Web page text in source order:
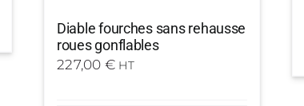
Diable fourches sans rehausse
roues gonflables
227,00 € HT